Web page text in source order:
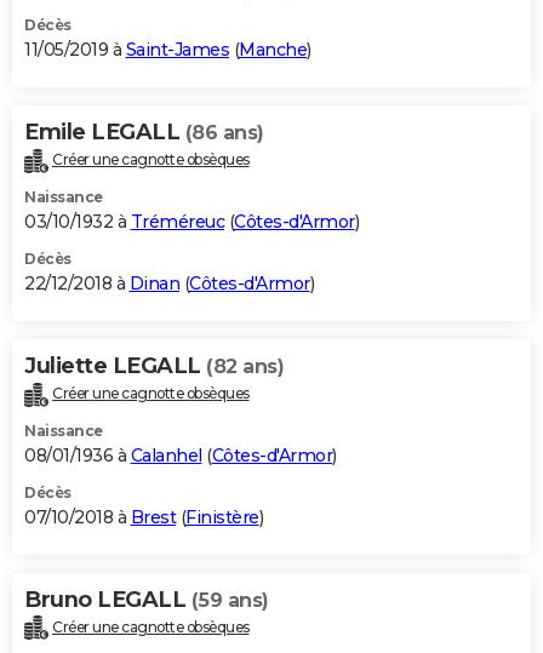
Décès
11/05/2019 à Saint-James (Manche)
Emile LEGALL (86 ans)
Créer une cagnotte obsèques
Naissance
03/10/1932 à Tréméreuc(Côtes-d'Armor)
Décès
22/12/2018 à Dinan (Côtes-d'Armor)
Juliette LEGALL (82 ans)
Créer une cagnotte obsèques
Naissance
08/01/1936 à Calanhel (Côtes-d'Armor)
Décès
07/10/2018 à Brest(Finistère)
Bruno LEGALL (59 ans)
Créer une cagnotte obsèques